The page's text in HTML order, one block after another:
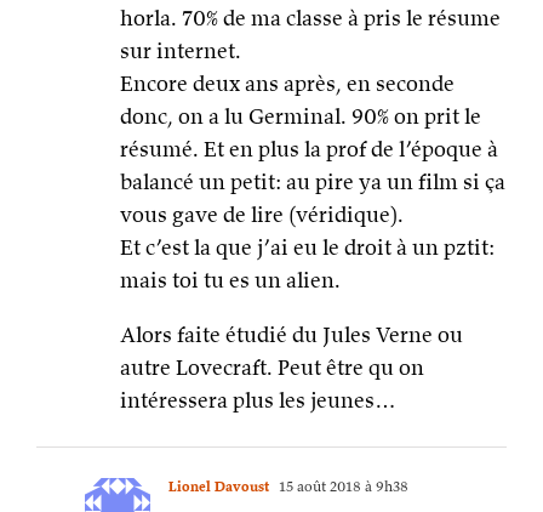
horla. 70% de ma classe à pris le résume
sur internet.
Encore deux ans après, en seconde
donc, on a lu Germinal. 90% on prit le
résumé. Et en plus la prof de l’époque à
balancé un petit: au pire ya un film si ça
vous gave de lire (véridique).
Et c’est la que j’ai eu le droit à un pztit:
mais toi tu es un alien.
Alors faite étudié du Jules Verne ou
autre Lovecraft. Peut être qu on
intéressera plus les jeunes…
Lionel Davoust 15 août 2018 à 9h38